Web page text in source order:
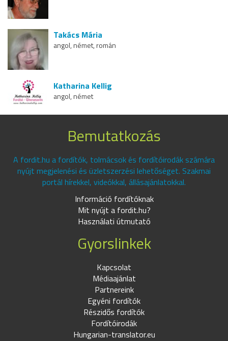
Takács Mária
angol, német, román
Katharina Kellig
angol, német
Bemutatkozás
A fordit.hu a fordítók, tolmácsok és fordítóirodák számára
nyújt megjelenési és üzletszerzési lehetőséget. Szakmai
portál hírekkel, videókkal, állásajánlatokkal.
Információ fordítóknak
Mit nyújt a fordit.hu?
Használati útmutató
Gyorslinkek
Kapcsolat
Médiaajánlat
Partnereink
Egyéni fordítók
Részidős fordítók
Fordítóirodák
Hungarian-translator.eu